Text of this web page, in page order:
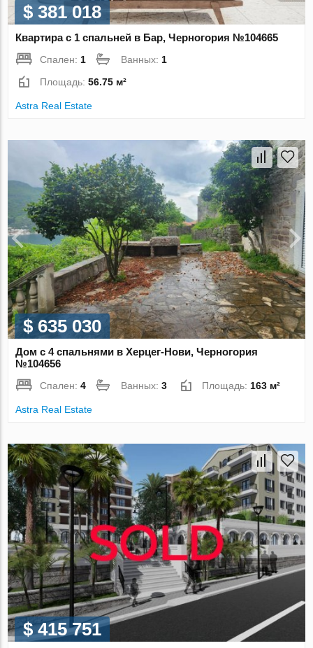
$ 381 018
Квартира с 1 спальней в Бар, Черногория №104665
Спален: 1 Ванных: 1
Площадь:56.75 м²
Astra Real Estate
$ 635 030
Дом с 4 спальнями в Херцег-Нови, Черногория
№104656
Спален:4 Ванных:3 Площадь: 163 м²
Astra Real Estate
$ 415 751